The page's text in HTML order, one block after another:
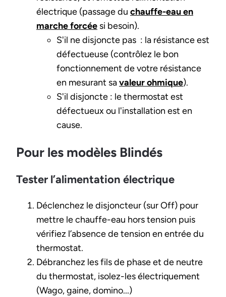
électrique (passage du chauffe-eau en
marche forcée si besoin).
S'il ne disjoncte pas : la résistance est
défectueuse (contrôlez le bon
fonctionnement de votre résistance
en mesurant savaleur ohmique).
S'il disjoncte : le thermostat est
défectueux ou l'installation est en
cause.
Pour les modèles Blindés
Tester l’alimentation électrique
Déclenchez le disjoncteur (sur Off) pour
mettre le chauffe-eau hors tension puis
vérifiez l’absence de tension en entrée du
thermostat.
Débranchez les fils de phase et de neutre
du thermostat, isolez-les électriquement
(Wago, gaine, domino...)